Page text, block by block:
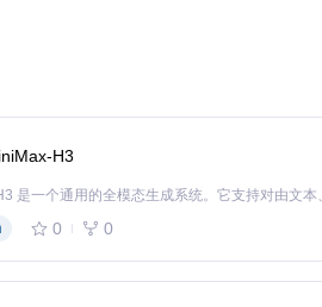
H3
0 0